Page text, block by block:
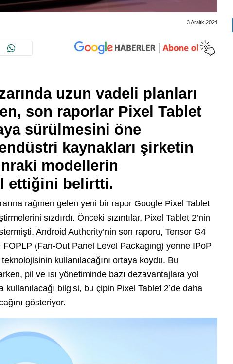
3 Aralık 2024
uzun vadeli planları
son raporlar Pixel Tablet
sürülmesini öne
kaynakları şirketin
modellerin
ettiğini belirtti.
rağmen gelen yeni bir rapor Google Pixel Tablet
sızdırdı. Önceki sızıntılar, Pixel Tablet 2’nin
Android Authority’nin son raporu, Tensor G4
FOPLP (Fan-Out Panel Level Packaging) yerine IPoP
kullanılacağını ortaya koydu. Bu
pil ve ısı yönetiminde bazı dezavantajlara yol
kullanılacağı bilgisi, bu çipin Pixel Tablet 2’de daha
gösteriyor.